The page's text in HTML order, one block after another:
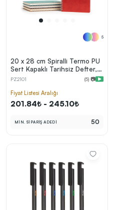
5
20 x 28 cm Spiralli Termo PU
Sert Kapaklı Tarihsiz Defter,
240 Sayfa, 80 gr Ivory Krem
PZ2101 (5) 📷
Fiyat Listesi Aralığı
201.84₺ - 245.10₺
MİN. SİPARİŞ ADEDİ 50